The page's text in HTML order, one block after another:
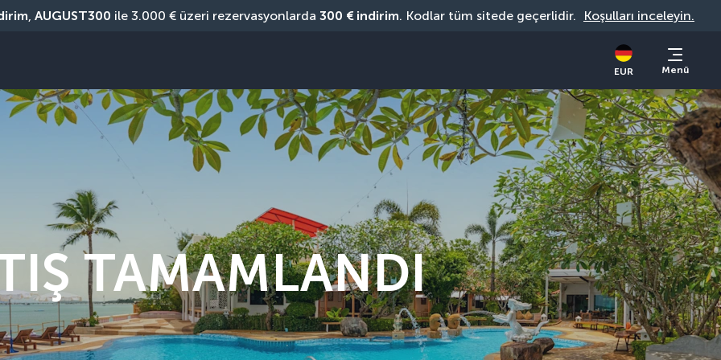
, AUGUST300 ile 3.000 € üzeri rezervasyonlarda 300 € indirim. Kodlar tüm sitede geçerlidir. Koşulları inceleyin.
EUR Menü
TAMAMLANDI